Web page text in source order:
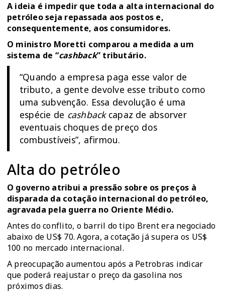
A ideia é impedir que toda a alta internacional do
petróleo seja repassada aos postos e,
consequentemente, aos consumidores.
O ministro Moretti comparou a medida a um
sistema de “cashback” tributário.
“Quando a empresa paga esse valor de
tributo, a gente devolve esse tributo como
uma subvenção. Essa devolução é uma
espécie de cashbackcapaz de absorver
eventuais choques de preço dos
combustíveis”, afirmou.
Alta do petróleo
O governo atribui a pressão sobre os preços à
disparada da cotação internacional do petróleo,
agravada pela guerra no Oriente Médio.
Antes do conflito, o barril do tipo Brent era negociado
abaixo de US$ 70. Agora, a cotação já supera os US$
100 no mercado internacional.
A preocupação aumentou após a Petrobras indicar
que poderá reajustar o preço da gasolina nos
próximos dias.